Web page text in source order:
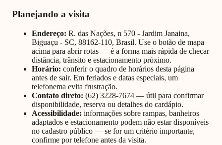
Planejando a visita
Endereço: R. das Nações, n 570 - Jardim Janaina,
Biguaçu - SC, 88162-110, Brasil. Use o botão de mapa
acima para abrir rotas — é a forma mais rápida de checar
distância, trânsito e estacionamento próximo.
Horário: conferir o quadro de horários desta página
antes de sair. Em feriados e datas especiais, um
telefonema evita frustração.
Contato direto: (62) 3228-7674 — útil para confirmar
disponibilidade, reserva ou detalhes do cardápio.
Acessibilidade: informações sobre rampas, banheiros
adaptados e estacionamento podem não estar disponíveis
no cadastro público — se for um critério importante,
confirme por telefone antes da visita.